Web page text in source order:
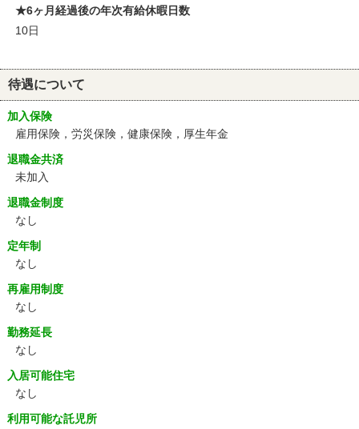
★6ヶ月経過後の年次有給休暇日数
10日
待遇について
加入保険
雇用保険，労災保険，健康保険，厚生年金
退職金共済
未加入
退職金制度
なし
定年制
なし
再雇用制度
なし
勤務延長
なし
入居可能住宅
なし
利用可能な託児所